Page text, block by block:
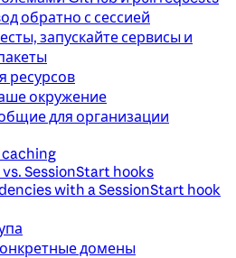
обратно с сессией
запускайте сервисы и
ресурсов
окружение
для организации
SessionStart hooks
with a SessionStart hook
домены